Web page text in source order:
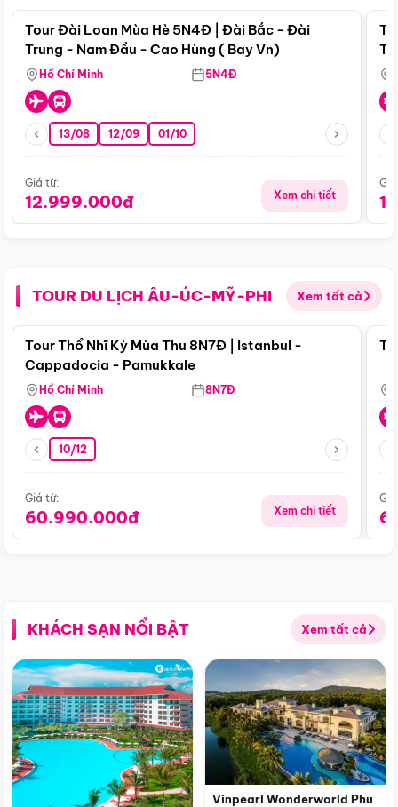
Tour Đài Loan Mùa Hè 5N4Đ | Đài Bắc - Đài
Trung - Nam Đầu - Cao Hùng ( Bay Vn)
Hồ Chí Minh 5N4Đ
13/08 12/09 01/10
Giá từ:
12.999.000đ Xem chi tiết
TOUR DU LỊCH ÂU-ÚC-MỸ-PHI Xem tất cả
Điểm nổi bật
Tour Thổ Nhĩ Kỳ Mùa Thu 8N7Đ | Istanbul -
Cappadocia - Pamukkale
Hồ Chí Minh 8N7Đ
10/12
Giá từ:
60.990.000đ Xem chi tiết
KHÁCH SẠN NỔI BẬT Xem tất cả
Vinpearl Wonderworld Phu